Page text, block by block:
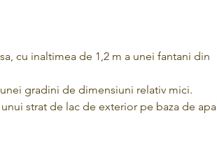
cu inaltimea de 1,2 m a unei fantani din
gradini de dimensiuni relativ mici.
strat de lac de exterior pe baza de apa